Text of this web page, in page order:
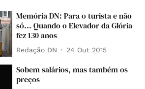
Memória DN: Para o turista e não
só... Quando o Elevador da Glória
fez 130 anos
Redação DN 24 Out 2015
Sobem salários, mas também os
preços